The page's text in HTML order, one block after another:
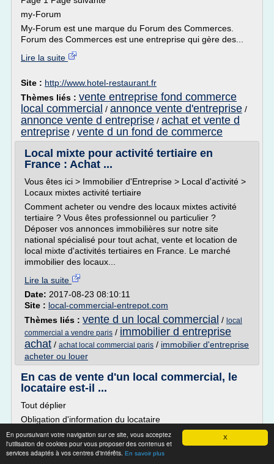
X
En poursuivant votre navigation sur ce site, vous acceptez
l'utilisation de cookies pour vous proposer des contenus et
services adaptés à vos centres d'intérêts. En savoir plus
my-Forum
My-Forum est une marque du Forum des Commerces.
Forum des Commerces est une entreprise qui gère des...
Lire la suite
Site : http://www.hotel-restaurant.fr
Thèmes liés : vente entreprise fond commerce
local commercial / annonce vente d'entreprise /
annonce vente d entreprise / achat et vente d
entreprise / vente d un fond de commerce
Local mixte pour activité tertiaire en
France : Achat ...
Vous êtes ici > Immobilier d'Entreprise > Local d'activité >
Locaux mixtes activité tertiaire
Comment acheter ou vendre des locaux mixtes activité
tertiaire ? Vous êtes professionnel ou particulier ?
Déposer vos annonces immobilières sur notre site
national spécialisé pour tout achat, vente et location de
local mixte d'activités tertiaires en France. Le marché
immobilier des locaux...
Lire la suite
Date: 2017-08-23 08:10:11
Site : local-commercial-entrepot.com
Thèmes liés : vente d un local commercial / local
commercial a vendre paris / immobilier d entreprise
achat / achat local commercial paris / immobilier d'entreprise
acheter ou louer
En cas de vente d'un local commercial, le
locataire est-il ...
Tout déplier
Obligation d'information du locataire
Le propriétaire d'un local commercial doit informer son
locataire du projet de vente par lettre recommandée avec
avis de réception ou remise en main propre contre